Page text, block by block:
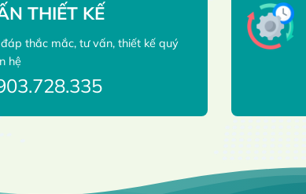
THIẾT KẾ
thắc mắc, tư vấn, thiết kế quý
hệ